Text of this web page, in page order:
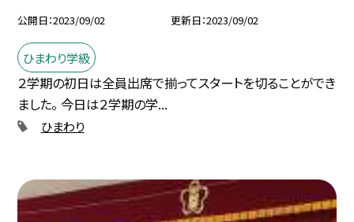
公開日 2023/09/02 更新日 2023/09/02
ひまわり学級
２学期の初日は全員出席で揃ってスタートを切ることができ
ました。 今日は２学期の学...
ひまわり